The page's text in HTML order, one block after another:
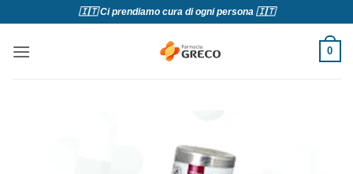
contenuti
🇮🇹 Ci prendiamo cura di ogni persona 🇮🇹
0